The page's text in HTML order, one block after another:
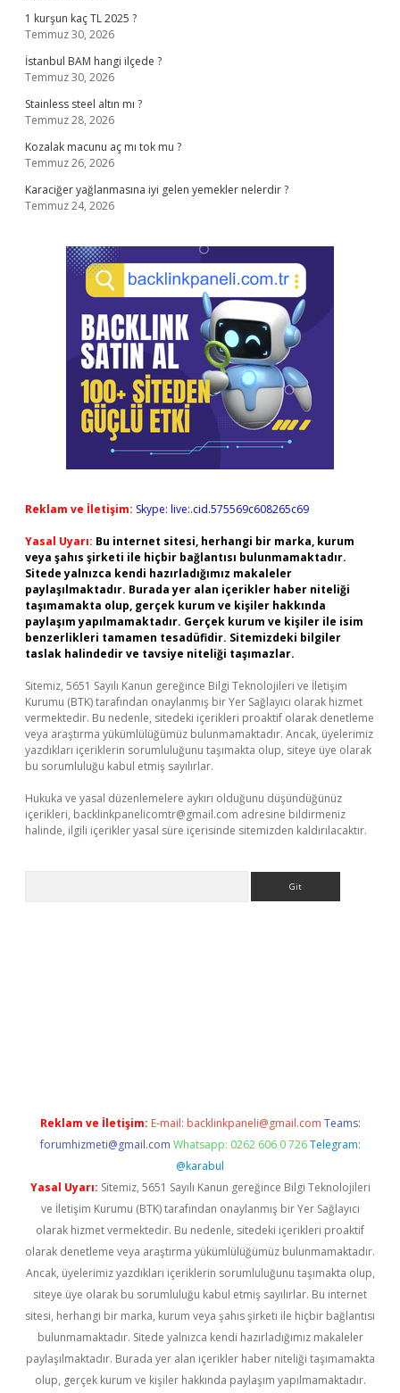
1 kurşun kaç TL 2025 ?
Temmuz 30, 2026
İstanbul BAM hangi ilçede ?
Temmuz 30, 2026
Stainless steel altın mı ?
Temmuz 28, 2026
Kozalak macunu aç mı tok mu ?
Temmuz 26, 2026
Karaciğer yağlanmasına iyi gelen yemekler nelerdir ?
Temmuz 24, 2026
Reklam ve İletişim: Skype: live:.cid.575569c608265c69
Yasal Uyarı: Bu internet sitesi, herhangi bir marka, kurum
veya şahıs şirketi ile hiçbir bağlantısı bulunmamaktadır.
Sitede yalnızca kendi hazırladığımız makaleler
paylaşılmaktadır. Burada yer alan içerikler haber niteliği
taşımamakta olup, gerçek kurum ve kişiler hakkında
paylaşım yapılmamaktadır. Gerçek kurum ve kişiler ile isim
benzerlikleri tamamen tesadüfidir. Sitemizdeki bilgiler
taslak halindedir ve tavsiye niteliği taşımazlar.
Sitemiz, 5651 Sayılı Kanun gereğince Bilgi Teknolojileri ve İletişim
Kurumu (BTK) tarafından onaylanmış bir Yer Sağlayıcı olarak hizmet
vermektedir. Bu nedenle, sitedeki içerikleri proaktif olarak denetleme
veya araştırma yükümlülüğümüz bulunmamaktadır. Ancak, üyelerimiz
yazdıkları içeriklerin sorumluluğunu taşımakta olup, siteye üye olarak
bu sorumluluğu kabul etmiş sayılırlar.
Hukuka ve yasal düzenlemelere aykırı olduğunu düşündüğünüz
içerikleri, backlinkpanelicomtr@gmail.com adresine bildirmeniz
halinde, ilgili içerikler yasal süre içerisinde sitemizden kaldırılacaktır.
Reklam ve İletişim: E-mail: backlinkpaneli@gmail.com Teams:
forumhizmeti@gmail.com Whatsapp: 0262 606 0 726 Telegram:
@karabul
Yasal Uyarı: Sitemiz, 5651 Sayılı Kanun gereğince Bilgi Teknolojileri
ve İletişim Kurumu (BTK) tarafından onaylanmış bir Yer Sağlayıcı
olarak hizmet vermektedir. Bu nedenle, sitedeki içerikleri proaktif
olarak denetleme veya araştırma yükümlülüğümüz bulunmamaktadır.
Ancak, üyelerimiz yazdıkları içeriklerin sorumluluğunu taşımakta olup,
siteye üye olarak bu sorumluluğu kabul etmiş sayılırlar. Bu internet
sitesi, herhangi bir marka, kurum veya şahıs şirketi ile hiçbir bağlantısı
bulunmamaktadır. Sitede yalnızca kendi hazırladığımız makaleler
paylaşılmaktadır. Burada yer alan içerikler haber niteliği taşımamakta
olup, gerçek kurum ve kişiler hakkında paylaşım yapılmamaktadır.